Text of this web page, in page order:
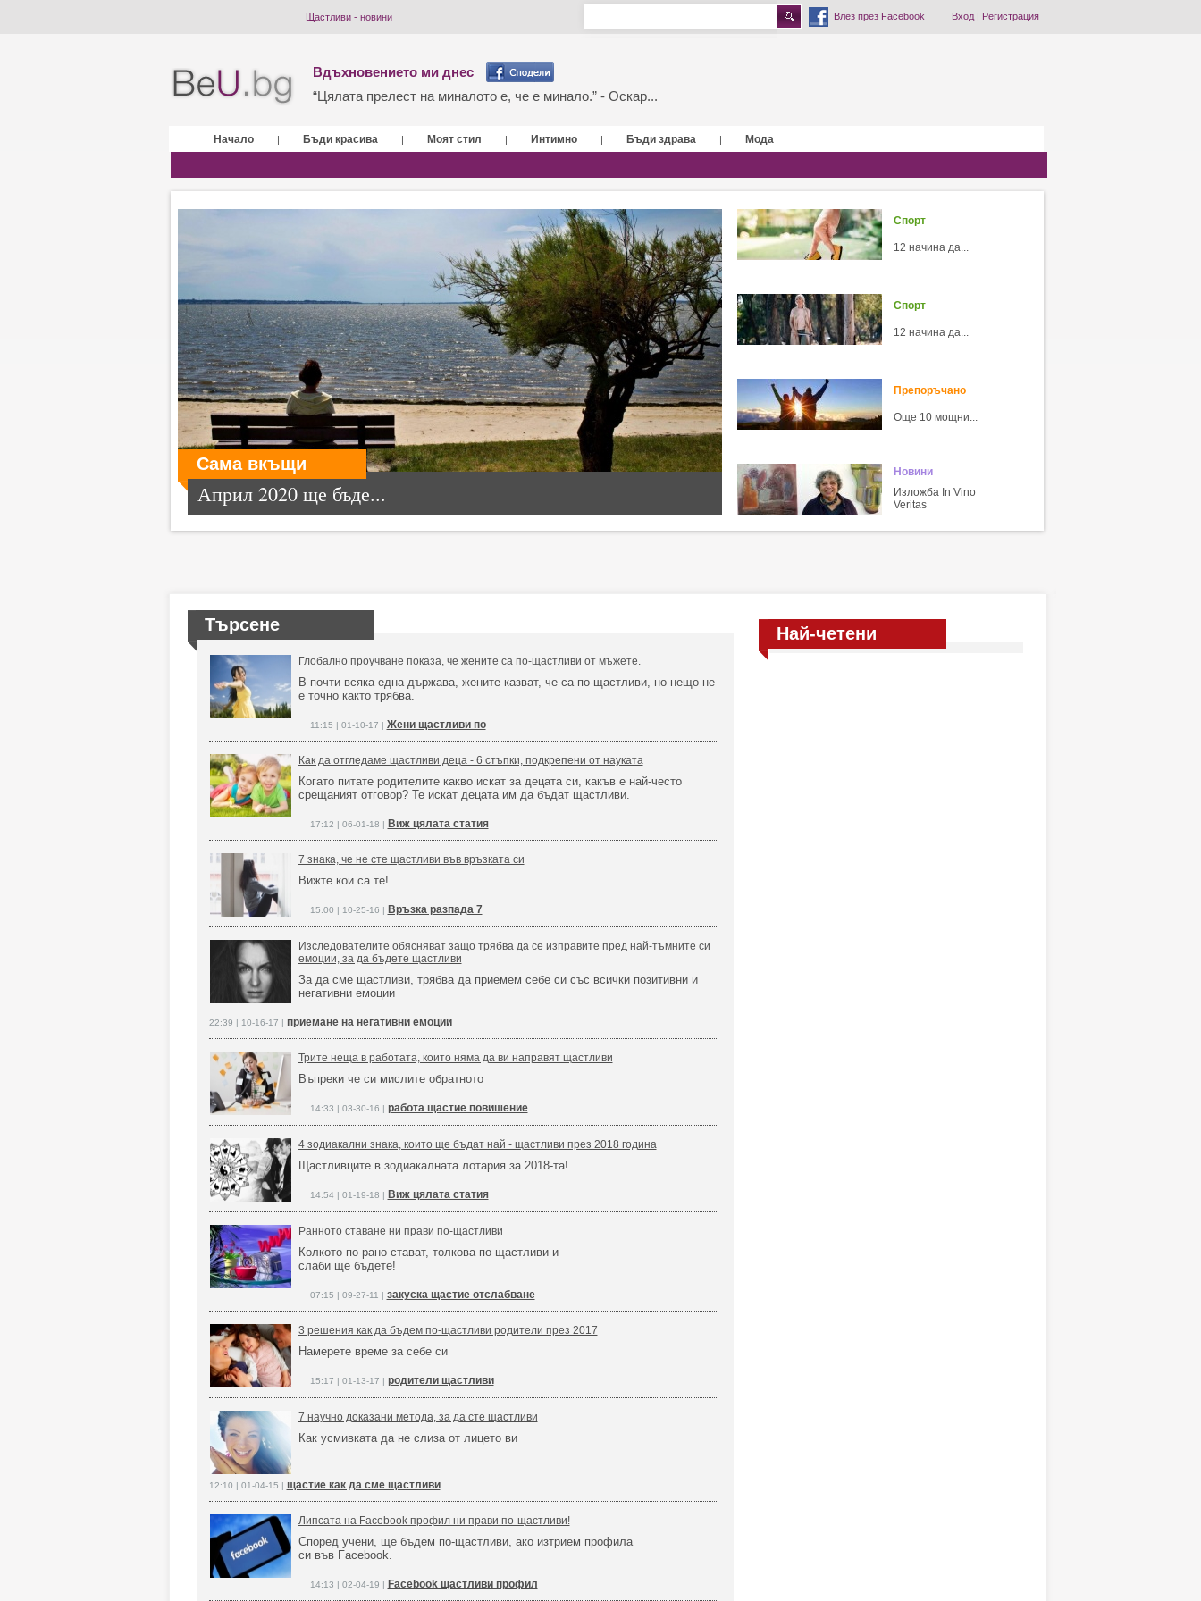
Щастливи - новини Влез през Facebook Вход| Регистрация
Вдъхновението ми днес
“Цялата прелест на миналото е, че е минало.” - Оскар...
Начало | Бъди красива | Моят стил | Интимно | Бъди здрава | Мода
Сама вкъщи
Април 2020 ще бъде...
Спорт
12 начина да...
Спорт
12 начина да...
Препоръчано
Още 10 мощни...
Новини
Изложба In Vino
Veritas
Търсене
Глобално проучване показа, че жените са по-щастливи от мъжете.
В почти всяка една държава, жените казват, че са по-щастливи, но нещо не
е точно както трябва.
11:15 | 01-10-17 | Жени щастливи по
Как да отгледаме щастливи деца - 6 стъпки, подкрепени от науката
Когато питате родителите какво искат за децата си, какъв е най-често
срещаният отговор? Те искат децата им да бъдат щастливи.
17:12 | 06-01-18 | Виж цялата статия
7 знака, че не сте щастливи във връзката си
Вижте кои са те!
15:00 | 10-25-16 | Връзка разпада 7
Изследователите обясняват защо трябва да се изправите пред най-тъмните си
емоции, за да бъдете щастливи
За да сме щастливи, трябва да приемем себе си със всички позитивни и
негативни емоции
22:39 | 10-16-17 | приемане на негативни емоции
Трите неща в работата, които няма да ви направят щастливи
Въпреки че си мислите обратното
14:33 | 03-30-16 | работа щастие повишение
4 зодиакални знака, които ще бъдат най - щастливи през 2018 година
Щастливците в зодиакалната лотария за 2018-та!
14:54 | 01-19-18 | Виж цялата статия
Ранното ставане ни прави по-щастливи
Колкото по-рано стават, толкова по-щастливи и
слаби ще бъдете!
07:15 | 09-27-11 | закуска щастие отслабване
3 решения как да бъдем по-щастливи родители през 2017
Намерете време за себе си
15:17 | 01-13-17 | родители щастливи
7 научно доказани метода, за да сте щастливи
Как усмивката да не слиза от лицето ви
12:10 | 01-04-15 | щастие как да сме щастливи
Липсата на Facebook профил ни прави по-щастливи!
Според учени, ще бъдем по-щастливи, ако изтрием профила
си във Facebook.
14:13 | 02-04-19 | Facebook щастливи профил
Най-четени